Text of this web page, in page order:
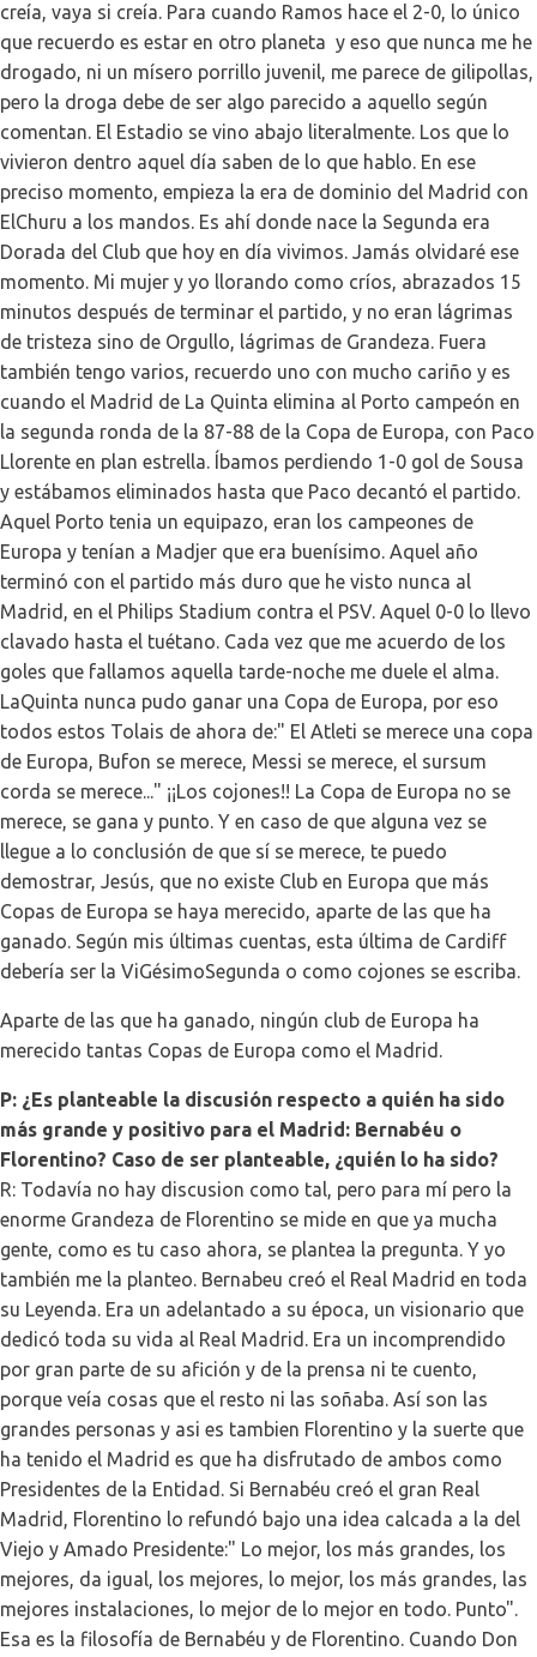
creía, vaya si creía. Para cuando Ramos hace el 2-0, lo único
que recuerdo es estar en otro planeta y eso que nunca me he
drogado, ni un mísero porrillo juvenil, me parece de gilipollas,
pero la droga debe de ser algo parecido a aquello según
comentan. El Estadio se vino abajo literalmente. Los que lo
vivieron dentro aquel día saben de lo que hablo. En ese
preciso momento, empieza la era de dominio del Madrid con
ElChuru a los mandos. Es ahí donde nace la Segunda era
Dorada del Club que hoy en día vivimos. Jamás olvidaré ese
momento. Mi mujer y yo llorando como críos, abrazados 15
minutos después de terminar el partido, y no eran lágrimas
de tristeza sino de Orgullo, lágrimas de Grandeza. Fuera
también tengo varios, recuerdo uno con mucho cariño y es
cuando el Madrid de La Quinta elimina al Porto campeón en
la segunda ronda de la 87-88 de la Copa de Europa, con Paco
Llorente en plan estrella. Íbamos perdiendo 1-0 gol de Sousa
y estábamos eliminados hasta que Paco decantó el partido.
Aquel Porto tenia un equipazo, eran los campeones de
Europa y tenían a Madjer que era buenísimo. Aquel año
terminó con el partido más duro que he visto nunca al
Madrid, en el Philips Stadium contra el PSV. Aquel 0-0 lo llevo
clavado hasta el tuétano. Cada vez que me acuerdo de los
goles que fallamos aquella tarde-noche me duele el alma.
LaQuinta nunca pudo ganar una Copa de Europa, por eso
todos estos Tolais de ahora de:" El Atleti se merece una copa
de Europa, Bufon se merece, Messi se merece, el sursum
corda se merece..." ¡¡Los cojones!! La Copa de Europa no se
merece, se gana y punto. Y en caso de que alguna vez se
llegue a lo conclusión de que sí se merece, te puedo
demostrar, Jesús, que no existe Club en Europa que más
Copas de Europa se haya merecido, aparte de las que ha
ganado. Según mis últimas cuentas, esta última de Cardiff
debería ser la ViGésimoSegunda o como cojones se escriba.
Aparte de las que ha ganado, ningún club de Europa ha
merecido tantas Copas de Europa como el Madrid.
P: ¿Es planteable la discusión respecto a quién ha sido
más grande y positivo para el Madrid: Bernabéu o
Florentino? Caso de ser planteable, ¿quién lo ha sido?
R: Todavía no hay discusion como tal, pero para mí pero la
enorme Grandeza de Florentino se mide en que ya mucha
gente, como es tu caso ahora, se plantea la pregunta. Y yo
también me la planteo. Bernabeu creó el Real Madrid en toda
su Leyenda. Era un adelantado a su época, un visionario que
dedicó toda su vida al Real Madrid. Era un incomprendido
por gran parte de su afición y de la prensa ni te cuento,
porque veía cosas que el resto ni las soñaba. Así son las
grandes personas y asi es tambien Florentino y la suerte que
ha tenido el Madrid es que ha disfrutado de ambos como
Presidentes de la Entidad. Si Bernabéu creó el gran Real
Madrid, Florentino lo refundó bajo una idea calcada a la del
Viejo y Amado Presidente:" Lo mejor, los más grandes, los
mejores, da igual, los mejores, lo mejor, los más grandes, las
mejores instalaciones, lo mejor de lo mejor en todo. Punto".
Esa es la filosofía de Bernabéu y de Florentino. Cuando Don